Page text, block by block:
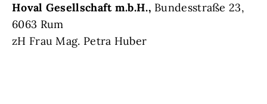
Hoval Gesellschaft m.b.H., Bundesstraße 23,
6063 Rum
zH Frau Mag. Petra Huber